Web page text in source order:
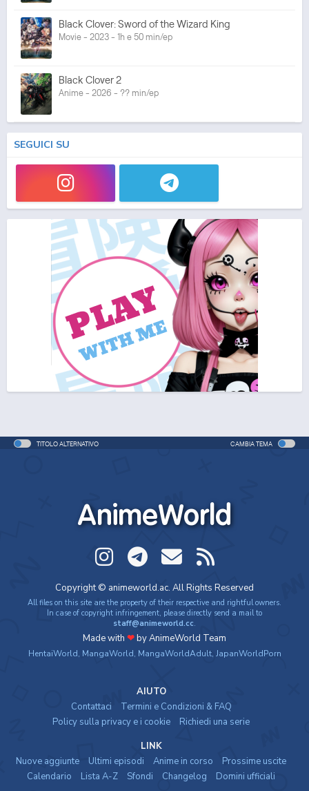
Black Clover: Sword of the Wizard King
Movie - 2023 - 1h e 50 min/ep
Black Clover 2
Anime - 2026 - ?? min/ep
SEGUICI SU
TITOLO ALTERNATIVO CAMBIA TEMA
AnimeWorld
Copyright © animeworld.ac. All Rights Reserved
All files on this site are the property of their respective and rightful owners.
In case of copyright infringement, please directly send a mail to
staff@animeworld.cc.
Made with ❤by AnimeWorld Team
HentaiWorld, MangaWorld, MangaWorldAdult, JapanWorldPorn
AIUTO
Contattaci
Termini e Condizioni & FAQ
Policy sulla privacy e i cookie
Richiedi una serie
LINK
Nuove aggiunte
Ultimi episodi Anime in corso
Prossime uscite
Calendario
Lista A-Z Sfondi Changelog Domini ufficiali